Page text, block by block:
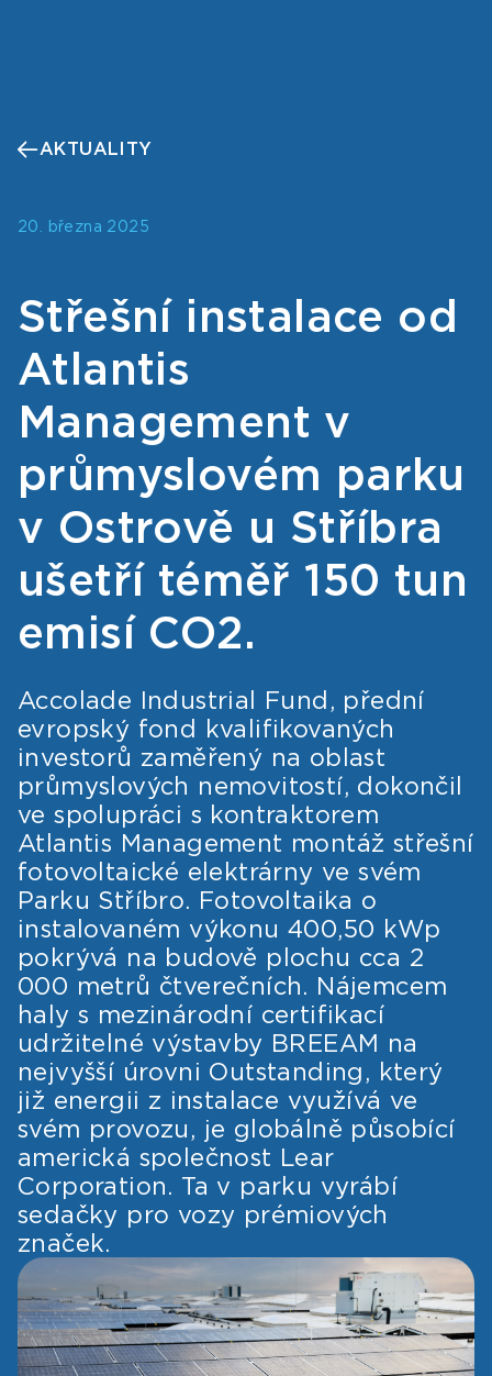
AKTUALITY
20. března 2025
Střešní instalace od
Atlantis
Management v
průmyslovém parku
v Ostrově u Stříbra
ušetří téměř 150 tun
emisí CO2.
Accolade Industrial Fund, přední
evropský fond kvalifikovaných
investorů zaměřený na oblast
průmyslových nemovitostí, dokončil
ve spolupráci s kontraktorem
Atlantis Management montáž střešní
fotovoltaické elektrárny ve svém
Parku Stříbro. Fotovoltaika o
instalovaném výkonu 400,50 kWp
pokrývá na budově plochu cca 2
000 metrů čtverečních. Nájemcem
haly s mezinárodní certifikací
udržitelné výstavby BREEAM na
nejvyšší úrovni Outstanding, který
již energii z instalace využívá ve
svém provozu, je globálně působící
americká společnost Lear
Corporation. Ta v parku vyrábí
sedačky pro vozy prémiových
značek.